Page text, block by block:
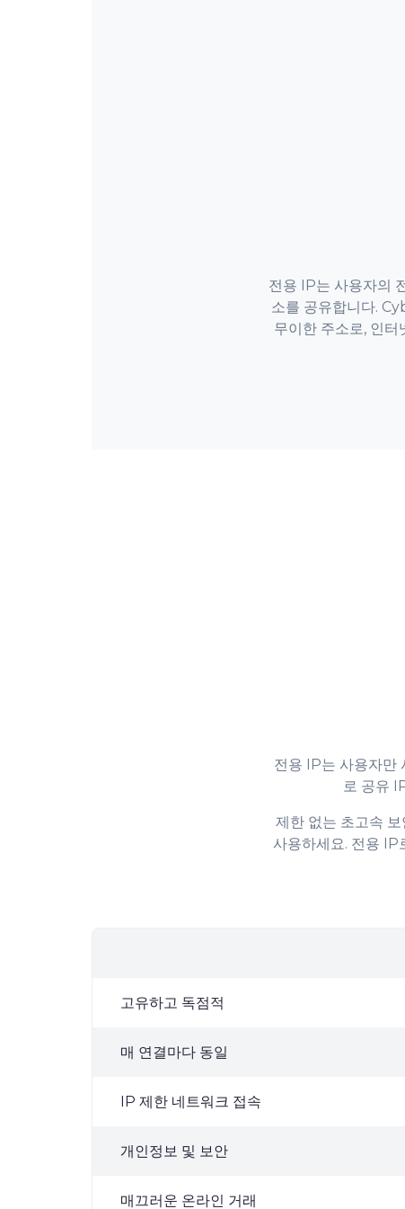
전용 IP는 사용자의
소를 공유합니다.
무이한 주소로, 인
전용 IP는 사용자만
로 공유
제한 없는 초고속
사용하세요. 전용 IP
고유하고 독점적
매 연결마다 동일
IP 제한 네트워크 접속
개인정보 및 보안
매끄러운 온라인 거래